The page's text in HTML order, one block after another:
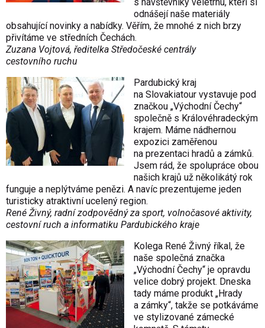
odnášejí naše materiály
obsahující novinky a nabídky. Věřím, že mnohé z nich brzy
přivítáme ve středních Čechách.
Zuzana Vojtová, ředitelka Středočeské centrály
cestovního ruchu
Pardubický kraj
na Slovakiatour vystavuje pod
značkou „Východní Čechy“
společně s Královéhradeckým
krajem. Máme nádhernou
expozici zaměřenou
na prezentaci hradů a zámků.
Jsem rád, že spolupráce obou
našich krajů už několikátý rok
funguje a neplýtváme penězi. A navíc prezentujeme jeden
turisticky atraktivní ucelený region.
René Živný, radní zodpovědný za sport, volnočasové aktivity,
cestovní ruch a informatiku Pardubického kraje
Kolega René Živný říkal, že
naše společná značka
„Východní Čechy“ je opravdu
velice dobrý projekt. Dneska
tady máme produkt „Hrady
a zámky“, takže se potkáváme
ve stylizované zámecké